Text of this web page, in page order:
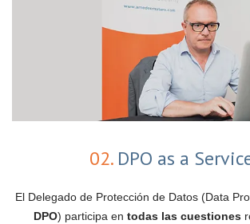
02.DPO as a
El Delegado de Protección de Datos (Data
DPO) participa en todas las cuestiones